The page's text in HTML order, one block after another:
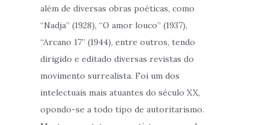
além de diversas obras poéticas, como
“Nadja” (1928), “O amor louco” (1937),
“Arcano 17” (1944), entre outros, tendo
dirigido e editado diversas revistas do
movimento surrealista. Foi um dos
intelectuais mais atuantes do século XX,
opondo-se a todo tipo de autoritarismo.